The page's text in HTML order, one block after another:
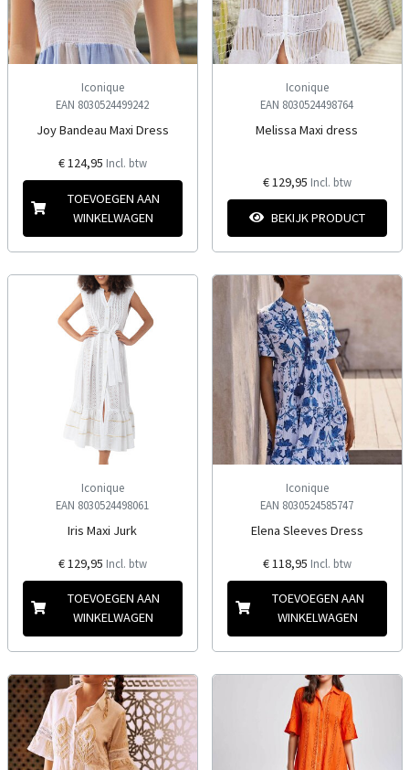
Iconique
EAN 8030524499242
Joy Bandeau Maxi Dress
€ 124,95 Incl. btw
TOEVOEGEN AAN
WINKELWAGEN
Iconique
EAN 8030524498764
Melissa Maxi dress
€ 129,95 Incl. btw
BEKIJK PRODUCT
Iconique
EAN 8030524498061
Iris Maxi Jurk
€ 129,95 Incl. btw
TOEVOEGEN AAN
WINKELWAGEN
Iconique
EAN 8030524585747
Elena Sleeves Dress
€ 118,95 Incl. btw
TOEVOEGEN AAN
WINKELWAGEN